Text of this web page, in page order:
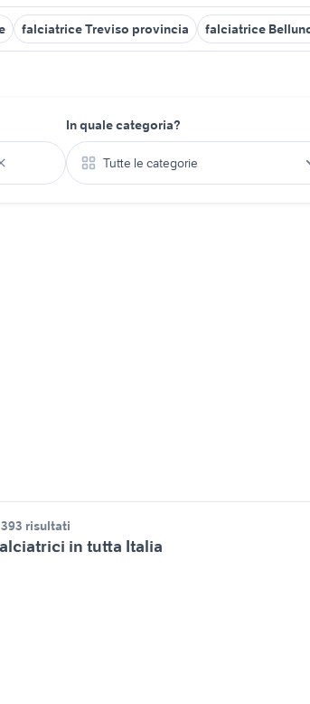
falciatrice Treviso provincia falciatrice
In quale categoria?
Tutte le categorie
risultati
in tutta Italia